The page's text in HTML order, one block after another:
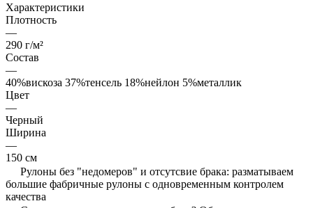
Характеристики
Плотность
—
290 г/м²
Состав
—
40%вискоза 37%тенсель 18%нейлон 5%металлик
Цвет
—
Черный
Ширина
—
150 см
Рулоны без "недомеров" и отсутсвие брака: разматываем
большие фабричные рулоны с одновременным контролем
качества